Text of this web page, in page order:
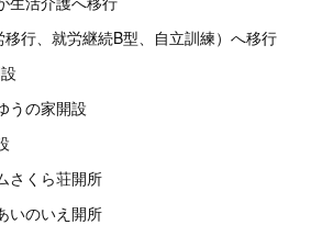
行、就労継続B型、自立訓練）へ移行
うの家開設
さくら荘開所
いのいえ開所